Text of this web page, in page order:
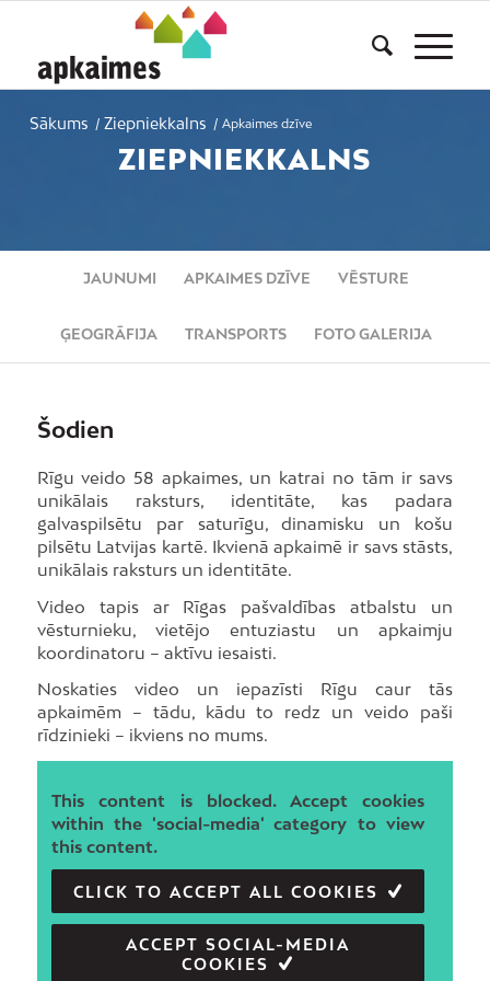
Sākums / Ziepniekkalns / Apkaimes dzīve
ZIEPNIEKKALNS
JAUNUMI APKAIMES DZĪVE VĒSTURE
ĢEOGRĀFIJA TRANSPORTS FOTO GALERIJA
Šodien
Rīgu veido 58 apkaimes, un katrai no tām ir savs
unikālais raksturs, identitāte, kas padara
galvaspilsētu par saturīgu, dinamisku un košu
pilsētu Latvijas kartē. Ikvienā apkaimē ir savs stāsts,
unikālais raksturs un identitāte.
Video tapis ar Rīgas pašvaldības atbalstu un
vēsturnieku, vietējo entuziastu un apkaimju
koordinatoru – aktīvu iesaisti.
Noskaties video un iepazīsti Rīgu caur tās
apkaimēm – tādu, kādu to redz un veido paši
rīdzinieki – ikviens no mums.
This content is blocked. Accept cookies
within the 'social-media' category to view
this content.
CLICK TO ACCEPT ALL COOKIES
ACCEPT SOCIAL-MEDIA
COOKIES